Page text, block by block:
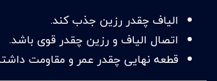
الیاف چقدر رزین جذب کند.
اتصال الیاف و رزین چقدر قوی باشد.
قطعه نهایی چقدر عمر و مقاومت